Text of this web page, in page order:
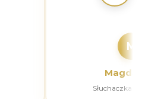
M
Słuchaczka